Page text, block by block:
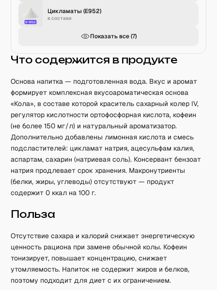
Что содержится в продукте
Основа напитка — подготовленная вода. Вкус и аромат
формирует комплексная вкусоароматическая основа
«Кола», в составе которой краситель сахарный колер IV,
регулятор кислотности ортофосфорная кислота, кофеин
(не более 150 мг/л) и натуральный ароматизатор.
Дополнительно добавлены лимонная кислота и смесь
подсластителей: цикламат натрия, ацесульфам калия,
аспартам, сахарин (натриевая соль). Консервант бензоат
натрия продлевает срок хранения. Макронутриенты
(белки, жиры, углеводы) отсутствуют — продукт
содержит 0 ккал на 100 г.
Польза
Отсутствие сахара и калорий снижает энергетическую
ценность рациона при замене обычной колы. Кофеин
тонизирует, повышает концентрацию, снижает
утомляемость. Напиток не содержит жиров и белков,
поэтому подходит для диет с их ограничением.
Цикламаты (E952)
в составе
Показать все (7)